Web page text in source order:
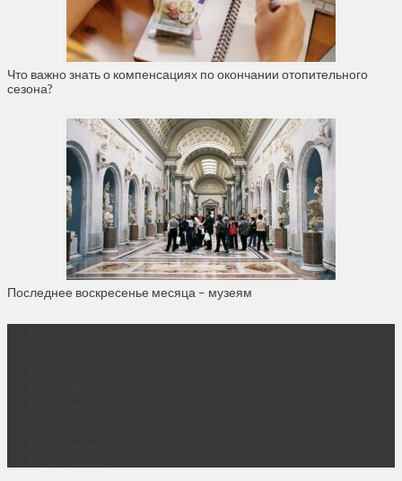
Что важно знать о компенсациях по окончании отопительного
сезона?
Последнее воскресенье месяца – музеям